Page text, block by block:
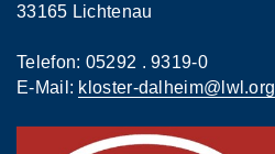
33165 Lichtenau
Telefon: 05292 . 9319-0
E-Mail: kloster-dalheim@lwl.org